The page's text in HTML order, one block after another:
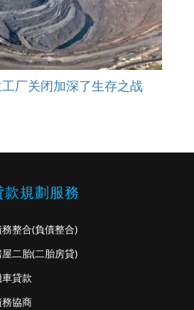
厂关闭加深了生存之战
款規劃服務
整合(負債整合)
屋二胎(二胎房貸)
貸款
協商